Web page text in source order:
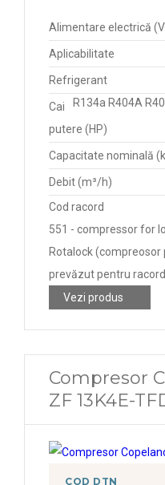
Alimentare electrică
Aplicabilitate
Refrigerant
R134a R404A
Cai
putere (HP)
Capacitate nominală
Debit (m³/h)
Cod racord
551 - compressor for
Rotalock
prevăzut pentru
Vezi produs
Compresor
ZF 13K4E-
COD DTN